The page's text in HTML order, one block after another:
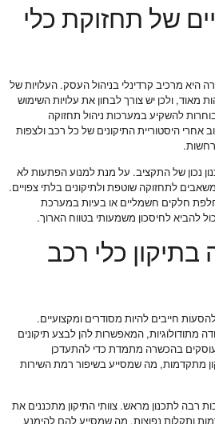
של תחזוקת כלי
היא מרכיב קרדינלי בניהול העסק. העלויות של
מאוד, ולכן יש צורך לבחון את עלויות השימוש
להשקיע במערכות ניהול תחזוקה
היסטוריית התיקונים של כל רכב ולצפות
נכון של התקציב. על מנת למנוע הפתעות לא
לתחזוקה שוטפת ולתיקונים בלתי צפויים.
החלפת חלקים חשמליים או בעיות במערכת
להביא לחיסכון משמעותי בטווח הארוך.
בתיקון כלי רכב
חייבים להיות מסודרים ומקצועיים.
מתודולוגיות, המאפשרות להן לבצע תיקונים
עוסקים בהכשרה מתמדת כדי להתעדכן
מתקדמות, מה שמסייע בשיפור רמת השירות
רבה לתכנון מראש. צוותי התיקון מתכננים את